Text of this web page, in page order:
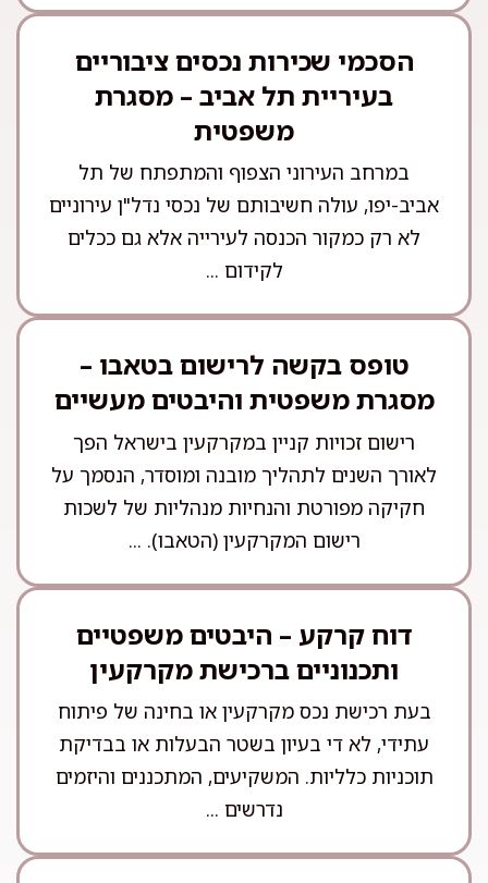
הסכמי שכירות נכסים ציבוריים
בעיריית תל אביב – מסגרת
משפטית
במרחב העירוני הצפוף והמתפתח של תל
אביב-יפו, עולה חשיבותם של נכסי נדל"ן עירוניים
לא רק כמקור הכנסה לעירייה אלא גם ככלים
לקידום ...
טופס בקשה לרישום בטאבו –
מסגרת משפטית והיבטים מעשיים
רישום זכויות קניין במקרקעין בישראל הפך
לאורך השנים לתהליך מובנה ומוסדר, הנסמך על
חקיקה מפורטת והנחיות מנהליות של לשכות
רישום המקרקעין (הטאבו). ...
דוח קרקע – היבטים משפטיים
ותכנוניים ברכישת מקרקעין
בעת רכישת נכס מקרקעין או בחינה של פיתוח
עתידי, לא די בעיון בשטר הבעלות או בבדיקת
תוכניות כלליות. המשקיעים, המתכננים והיזמים
נדרשים ...